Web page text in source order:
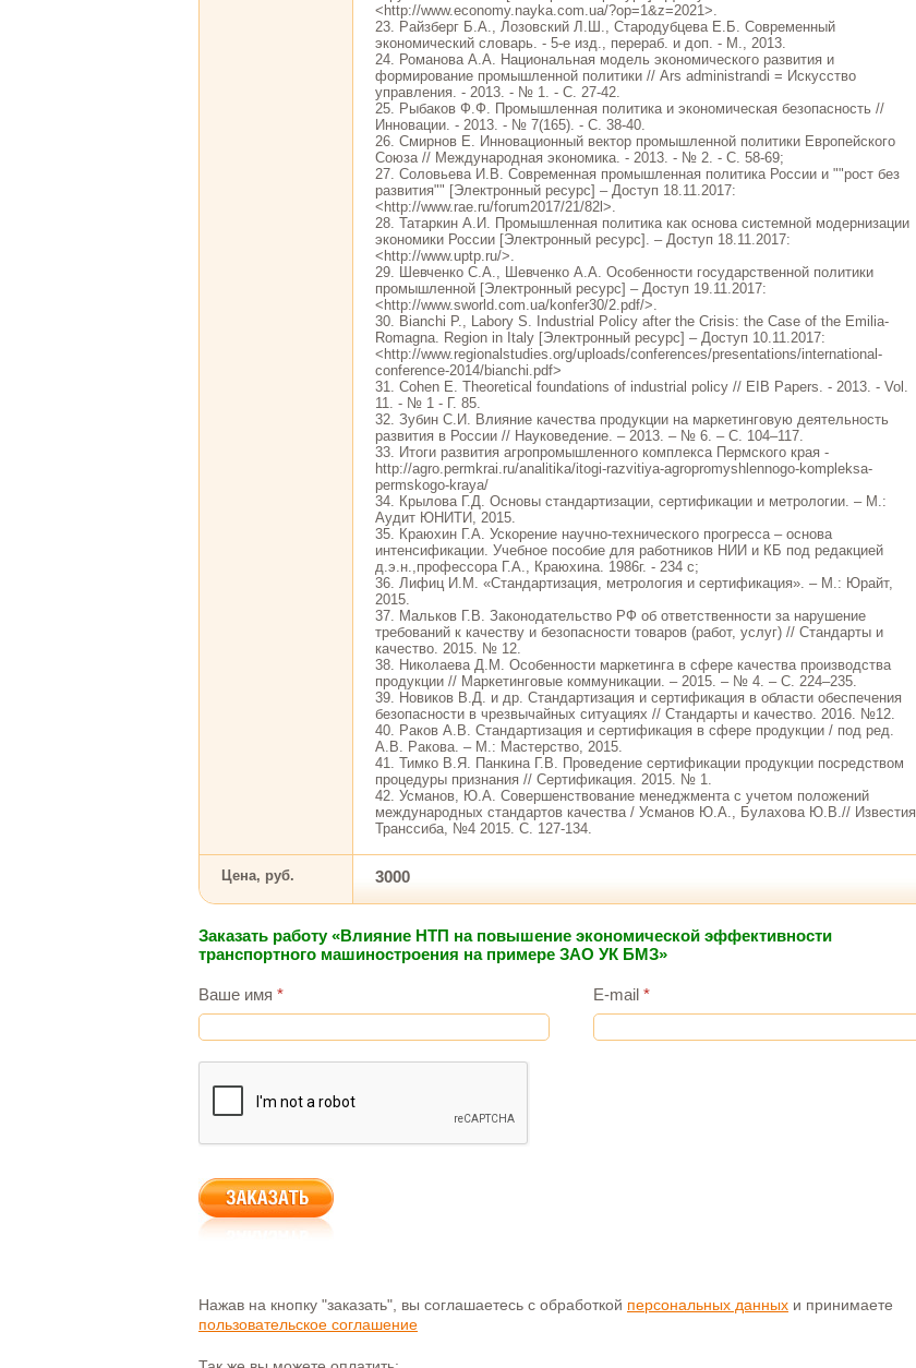
<http://www.economy.nayka.com.ua/?op=1&z=2021>.
23. Райзберг Б.А., Лозовский Л.Ш., Стародубцева Е.Б. Современный
экономический словарь. - 5-е изд., перераб. и доп. - М., 2013.
24. Романова А.А. Национальная модель экономического развития и
формирование промышленной политики // Ars administrandi = Искусство
управления. - 2013. - № 1. - С. 27-42.
25. Рыбаков Ф.Ф. Промышленная политика и экономическая безопасность //
Инновации. - 2013. - № 7(165). - С. 38-40.
26. Смирнов Е. Инновационный вектор промышленной политики Европейского
Союза // Международная экономика. - 2013. - № 2. - С. 58-69;
27. Соловьева И.В. Современная промышленная политика России и ""рост без
развития"" [Электронный ресурс] – Доступ 18.11.2017:
<http://www.rae.ru/forum2017/21/82l>.
28. Татаркин А.И. Промышленная политика как основа системной модернизации
экономики России [Электронный ресурс]. – Доступ 18.11.2017:
<http://www.uptp.ru/>.
29. Шевченко С.А., Шевченко А.А. Особенности государственной политики
промышленной [Электронный ресурс] – Доступ 19.11.2017:
<http://www.sworld.com.ua/konfer30/2.pdf/>.
30. Bianchi P., Labory S. Industrial Policy after the Crisis: the Case of the Emilia-
Romagna. Region in Italy [Электронный ресурс] – Доступ 10.11.2017:
<http://www.regionalstudies.org/uploads/conferences/presentations/international-
conference-2014/bianchi.pdf>
31. Cohen E. Theoretical foundations of industrial policy // EIB Papers. - 2013. - Vol.
11. - № 1 - Г. 85.
32. Зубин С.И. Влияние качества продукции на маркетинговую деятельность
развития в России // Науковедение. – 2013. – № 6. – С. 104–117.
33. Итоги развития агропромышленного комплекса Пермского края -
http://agro.permkrai.ru/analitika/itogi-razvitiya-agropromyshlennogo-kompleksa-
permskogo-kraya/
34. Крылова Г.Д. Основы стандартизации, сертификации и метрологии. – М.:
Аудит ЮНИТИ, 2015.
35. Краюхин Г.А. Ускорение научно-технического прогресса – основа
интенсификации. Учебное пособие для работников НИИ и КБ под редакцией
д.э.н.,профессора Г.А., Краюхина. 1986г. - 234 с;
36. Лифиц И.М. «Стандартизация, метрология и сертификация». – М.: Юрайт,
2015.
37. Мальков Г.В. Законодательство РФ об ответственности за нарушение
требований к качеству и безопасности товаров (работ, услуг) // Стандарты и
качество. 2015. № 12.
38. Николаева Д.М. Особенности маркетинга в сфере качества производства
продукции // Маркетинговые коммуникации. – 2015. – № 4. – С. 224–235.
39. Новиков В.Д. и др. Стандартизация и сертификация в области обеспечения
безопасности в чрезвычайных ситуациях // Стандарты и качество. 2016. №12.
40. Раков А.В. Стандартизация и сертификация в сфере продукции / под ред.
А.В. Ракова. – М.: Мастерство, 2015.
41. Тимко В.Я. Панкина Г.В. Проведение сертификации продукции посредством
процедуры признания // Сертификация. 2015. № 1.
42. Усманов, Ю.А. Совершенствование менеджмента с учетом положений
международных стандартов качества / Усманов Ю.А., Булахова Ю.В.// Известия
Транссиба, №4 2015. С. 127-134.
Цена, руб. 3000
Заказать работу «Влияние НТП на повышение экономической эффективности
транспортного машиностроения на примере ЗАО УК БМЗ»
Ваше имя * E-mail *
Нажав на кнопку "заказать", вы соглашаетесь с обработкой персональных данных и принимаете
пользовательское соглашение